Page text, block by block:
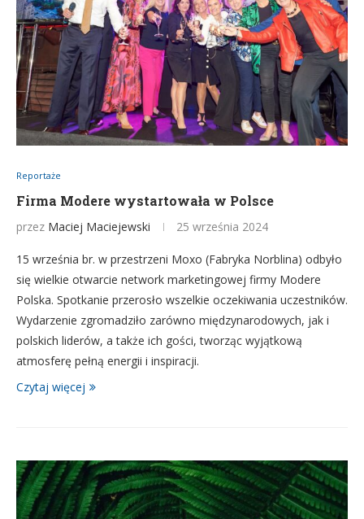
Reportaże
Firma Modere wystartowała w Polsce
przez Maciej Maciejewski 25 września 2024
15 września br. w przestrzeni Moxo (Fabryka Norblina) odbyło
się wielkie otwarcie network marketingowej firmy Modere
Polska. Spotkanie przerosło wszelkie oczekiwania uczestników.
Wydarzenie zgromadziło zarówno międzynarodowych, jak i
polskich liderów, a także ich gości, tworząc wyjątkową
atmosferę pełną energii i inspiracji.
Czytaj więcej